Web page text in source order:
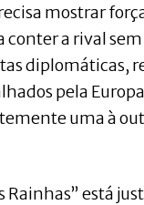
mostrar
conter a rival
diplomáticas,
pela
uma à
Rainhas” está